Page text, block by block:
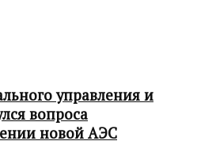
управления и
вопроса
новой АЭС